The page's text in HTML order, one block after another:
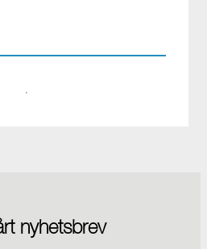
·
nyhetsbrev